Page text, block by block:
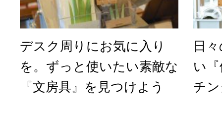
デスク周りにお気に入り
を。ずっと使いたい素敵な
『文房具』を見つけよう
日
い
チ